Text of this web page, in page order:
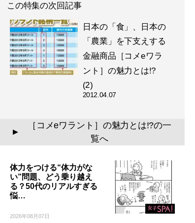
この特集の次回記事
日本の「食」、日本の
「農業」を下支えする
金融商品［コメeワラ
ント］の魅力とは!?
(2)
2012.04.07
▲
［コメeワラント］の魅力とは!?の一
覧へ
体力をつける“体力がな
い”問題、どう乗り越え
る？50代のリアルすぎる
悩…
2026年08月07日